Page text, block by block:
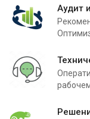
Аудит